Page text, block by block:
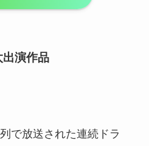
演作品
で放送された連続ドラ